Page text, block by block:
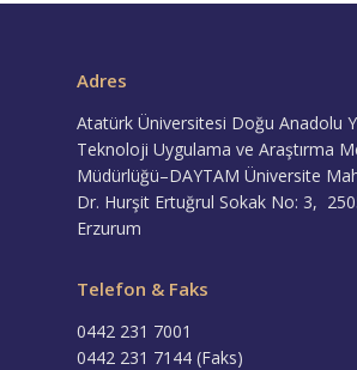
Adres
Atatürk Üniversitesi Doğu Anadolu
Teknoloji Uygulama ve Araştırma
Müdürlüğü–DAYTAM Üniversite
Dr. Hurşit Ertuğrul Sokak No: 3,
Erzurum
Telefon & Faks
0442 231 7001
0442 231 7144 (Faks)